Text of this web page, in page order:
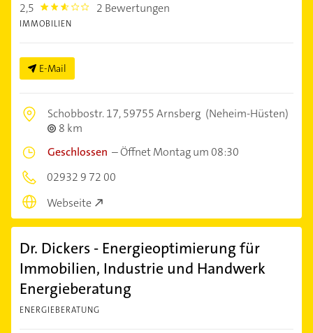
2,5 2.5 2 Bewertungen
IMMOBILIEN
E-Mail
Schobbostr. 17,59755 Arnsberg (Neheim-Hüsten)
8 km
Geschlossen –Öffnet Montag um 08:30
02932 9 72 00
Webseite
Dr. Dickers - Energieoptimierung für
Immobilien, Industrie und Handwerk
Energieberatung
ENERGIEBERATUNG